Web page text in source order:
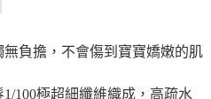
負擔，不會傷到寶寶嬌嫩的肌
100極超細纖維織成，高疏水